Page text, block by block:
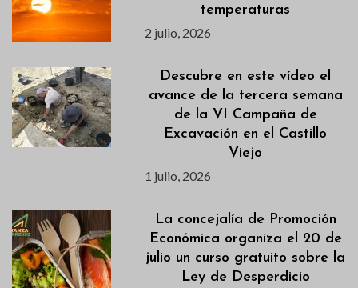
temperaturas
2 julio, 2026
Descubre en este vídeo el
avance de la tercera semana
de la VI Campaña de
Excavación en el Castillo
Viejo
1 julio, 2026
La concejalía de Promoción
Económica organiza el 20 de
julio un curso gratuito sobre la
Ley de Desperdicio